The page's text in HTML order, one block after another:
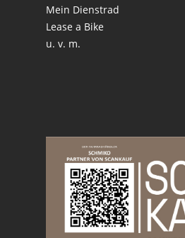
Mein Dienstrad
Lease a Bike
u. v. m.